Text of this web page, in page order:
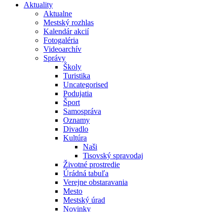
Aktuality
Aktualne
Mestský rozhlas
Kalendár akcií
Fotogaléria
Videoarchív
Správy
Školy
Turistika
Uncategorised
Podujatia
Šport
Samospráva
Oznamy
Divadlo
Kultúra
Naši
Tisovský spravodaj
Životné prostredie
Úrádná tabuľa
Verejne obstaravania
Mesto
Mestský úrad
Novinky